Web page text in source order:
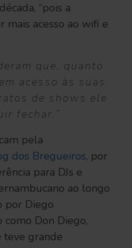
“pois a
mais acesso ao wifi e
que, quanto
acesso às suas
de shows ele
fechar.”
pela
dos Bregueiros, por
para DJs e
ao longo
por Diego
como Don Diego,
teve grande